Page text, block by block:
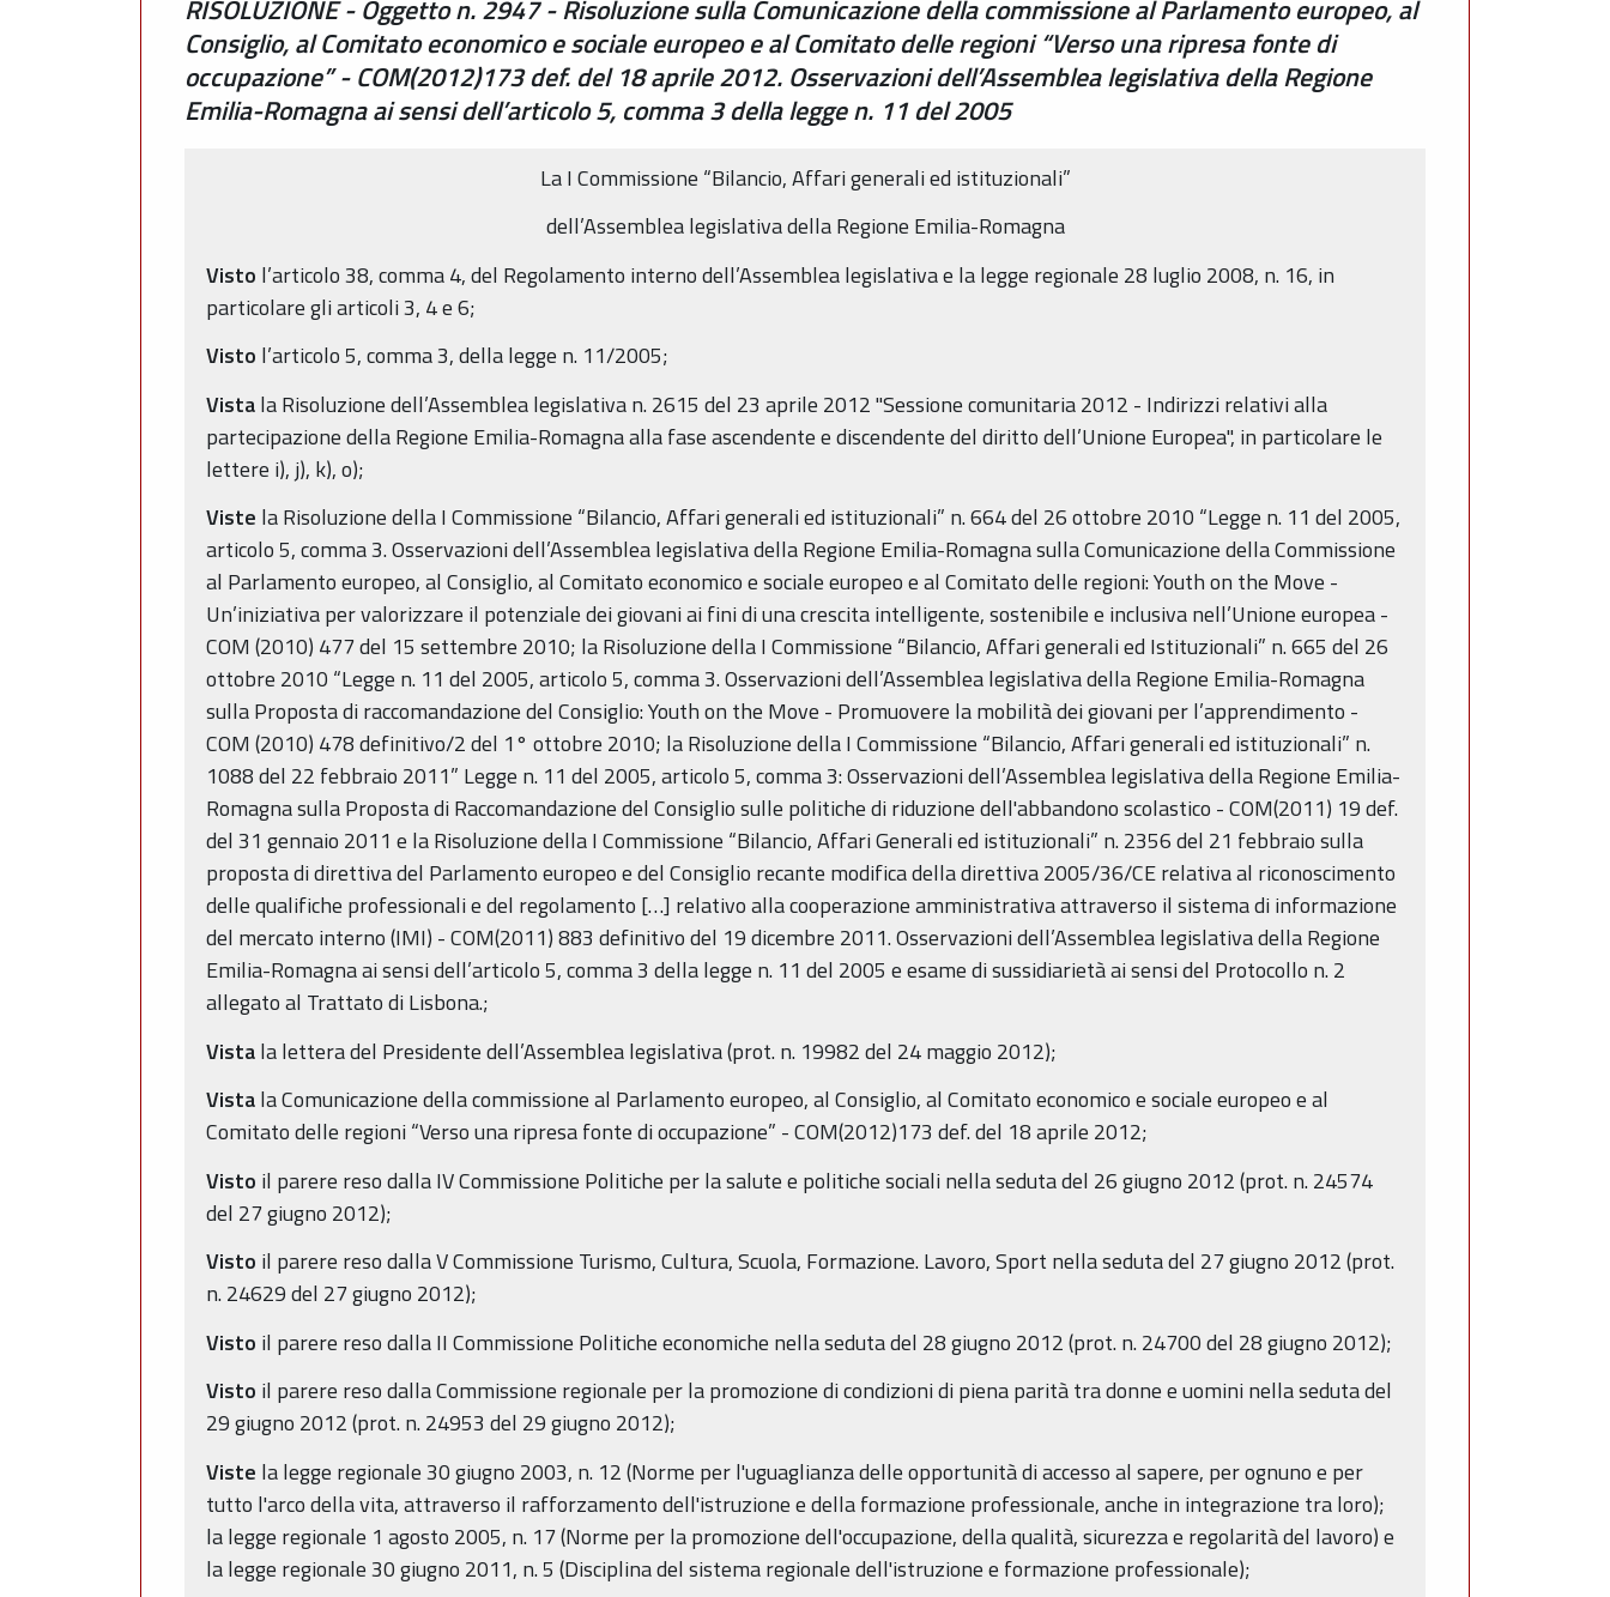
RISOLUZIONE - Oggetto n. 2947 - Risoluzione sulla Comunicazione della commissione al Parlamento europeo, al
Consiglio, al Comitato economico e sociale europeo e al Comitato delle regioni “Verso una ripresa fonte di
occupazione” - COM(2012)173 def. del 18 aprile 2012. Osservazioni dell’Assemblea legislativa della Regione
Emilia-Romagna ai sensi dell’articolo 5, comma 3 della legge n. 11 del 2005
La I Commissione “Bilancio, Affari generali ed istituzionali”
dell’Assemblea legislativa della Regione Emilia-Romagna
Visto l’articolo 38, comma 4, del Regolamento interno dell’Assemblea legislativa e la legge regionale 28 luglio 2008, n. 16, in
particolare gli articoli 3, 4 e 6;
Visto l’articolo 5, comma 3, della legge n. 11/2005;
Vistala Risoluzione dell’Assemblea legislativa n. 2615 del 23 aprile 2012 "Sessione comunitaria 2012 - Indirizzi relativi alla
partecipazione della Regione Emilia-Romagna alla fase ascendente e discendente del diritto dell’Unione Europea", in particolare le
lettere i), j), k), o);
Viste la Risoluzione della I Commissione “Bilancio, Affari generali ed istituzionali” n. 664 del 26 ottobre 2010 “Legge n. 11 del 2005,
articolo 5, comma 3. Osservazioni dell’Assemblea legislativa della Regione Emilia-Romagna sulla Comunicazione della Commissione
al Parlamento europeo, al Consiglio, al Comitato economico e sociale europeo e al Comitato delle regioni: Youth on the Move -
Un’iniziativa per valorizzare il potenziale dei giovani ai fini di una crescita intelligente, sostenibile e inclusiva nell’Unione europea -
COM (2010) 477 del 15 settembre 2010; la Risoluzione della I Commissione “Bilancio, Affari generali ed Istituzionali” n. 665 del 26
ottobre 2010 “Legge n. 11 del 2005, articolo 5, comma 3. Osservazioni dell’Assemblea legislativa della Regione Emilia-Romagna
sulla Proposta di raccomandazione del Consiglio: Youth on the Move - Promuovere la mobilità dei giovani per l’apprendimento -
COM (2010) 478 definitivo/2 del 1° ottobre 2010; la Risoluzione della I Commissione “Bilancio, Affari generali ed istituzionali” n.
1088 del 22 febbraio 2011” Legge n. 11 del 2005, articolo 5, comma 3: Osservazioni dell’Assemblea legislativa della Regione Emilia-
Romagna sulla Proposta di Raccomandazione del Consiglio sulle politiche di riduzione dell'abbandono scolastico - COM(2011) 19 def.
del 31 gennaio 2011 e la Risoluzione della I Commissione “Bilancio, Affari Generali ed istituzionali” n. 2356 del 21 febbraio sulla
proposta di direttiva del Parlamento europeo e del Consiglio recante modifica della direttiva 2005/36/CE relativa al riconoscimento
delle qualifiche professionali e del regolamento […] relativo alla cooperazione amministrativa attraverso il sistema di informazione
del mercato interno (IMI) - COM(2011) 883 definitivo del 19 dicembre 2011. Osservazioni dell’Assemblea legislativa della Regione
Emilia-Romagna ai sensi dell’articolo 5, comma 3 della legge n. 11 del 2005 e esame di sussidiarietà ai sensi del Protocollo n. 2
allegato al Trattato di Lisbona.;
Vistala lettera del Presidente dell’Assemblea legislativa (prot. n. 19982 del 24 maggio 2012);
Vistala Comunicazione della commissione al Parlamento europeo, al Consiglio, al Comitato economico e sociale europeo e al
Comitato delle regioni “Verso una ripresa fonte di occupazione” - COM(2012)173 def. del 18 aprile 2012;
Visto il parere reso dalla IV Commissione Politiche per la salute e politiche sociali nella seduta del 26 giugno 2012 (prot. n. 24574
del 27 giugno 2012);
Visto il parere reso dalla V Commissione Turismo, Cultura, Scuola, Formazione. Lavoro, Sport nella seduta del 27 giugno 2012 (prot.
n. 24629 del 27 giugno 2012);
Visto il parere reso dalla II Commissione Politiche economiche nella seduta del 28 giugno 2012 (prot. n. 24700 del 28 giugno 2012);
Visto il parere reso dalla Commissione regionale per la promozione di condizioni di piena parità tra donne e uomini nella seduta del
29 giugno 2012 (prot. n. 24953 del 29 giugno 2012);
Viste la legge regionale 30 giugno 2003, n. 12 (Norme per l'uguaglianza delle opportunità di accesso al sapere, per ognuno e per
tutto l'arco della vita, attraverso il rafforzamento dell'istruzione e della formazione professionale, anche in integrazione tra loro);
la legge regionale 1 agosto 2005, n. 17 (Norme per la promozione dell'occupazione, della qualità, sicurezza e regolarità del lavoro) e
la legge regionale 30 giugno 2011, n. 5 (Disciplina del sistema regionale dell'istruzione e formazione professionale);